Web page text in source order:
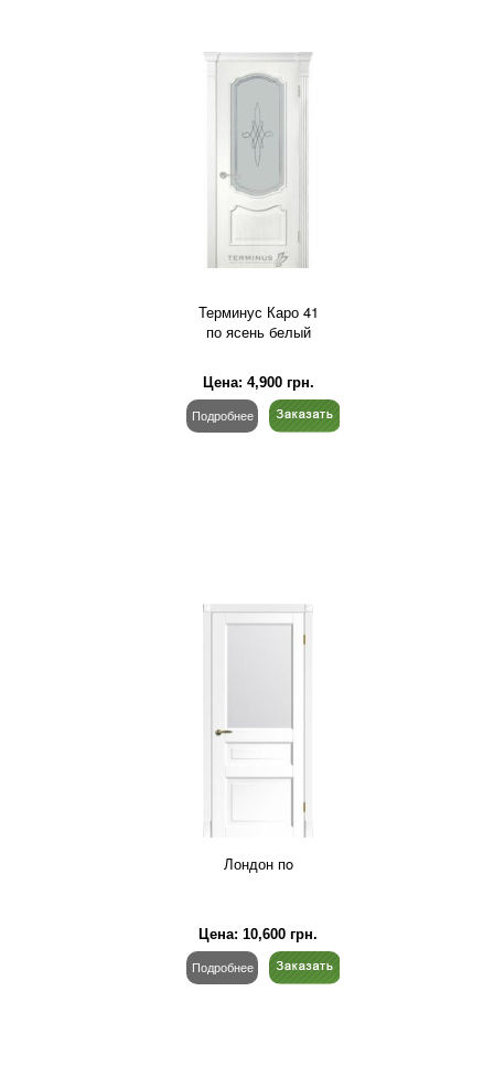
Терминус Каро 41
по ясень белый
Цена: 4,900грн.
Подробнее
Лондон пo
Цена: 10,600 грн.
Подробнее